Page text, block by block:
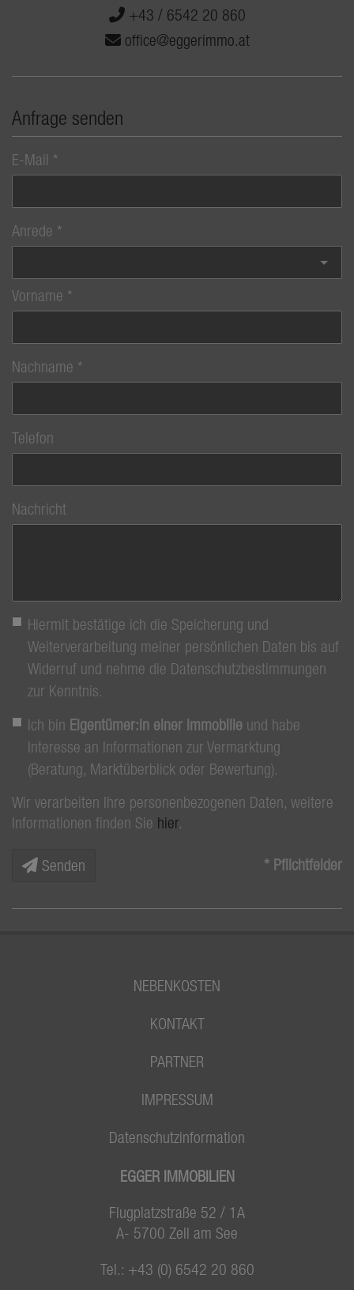
+43 / 6542 20 860
office@eggerimmo.at
Anfrage senden
E-Mail
Anrede
Vorname
Nachname
Telefon
Nachricht
Hiermit bestätige ich die Speicherung und
Weiterverarbeitung meiner persönlichen Daten bis auf
Widerruf und nehme die Datenschutzbestimmungen
zur Kenntnis.
Ich bin Eigentümer:in einer Immobilie und habe
Interesse an Informationen zur Vermarktung
(Beratung, Marktüberblick oder Bewertung).
Wir verarbeiten Ihre personenbezogenen Daten, weitere
Informationen finden Sie hier.
Senden * Pflichtfelder
NEBENKOSTEN
KONTAKT
PARTNER
IMPRESSUM
Datenschutzinformation
EGGER IMMOBILIEN
Flugplatzstraße 52 / 1A
A- 5700 Zell am See
Tel.: +43 (0) 6542 20 860